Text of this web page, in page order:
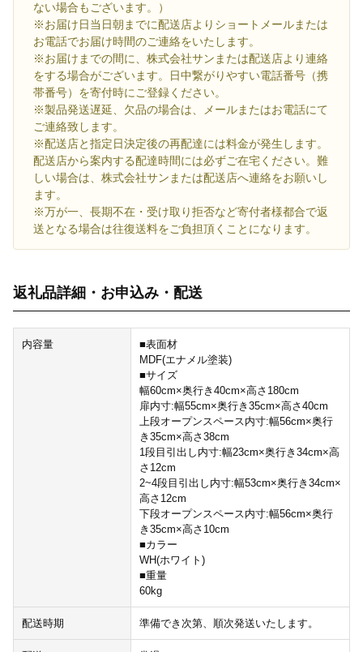
ない場合もございます。）
※お届け日当日朝までに配送店よりショートメールまたは
お電話でお届け時間のご連絡をいたします。
※お届けまでの間に、株式会社サンまたは配送店より連絡
をする場合がございます。日中繋がりやすい電話番号（携
帯番号）を寄付時にご登録ください。
※製品発送遅延、欠品の場合は、メールまたはお電話にて
ご連絡致します。
※配送店と指定日決定後の再配達には料金が発生します。
配送店から案内する配達時間には必ずご在宅ください。難
しい場合は、株式会社サンまたは配送店へ連絡をお願いし
ます。
※万が一、長期不在・受け取り拒否など寄付者様都合で返
送となる場合は往復送料をご負担頂くことになります。
返礼品詳細・お申込み・配送
内容量
■表面材
MDF(エナメル塗装)
■サイズ
幅60cm×奥行き40cm×高さ180cm
扉内寸:幅55cm×奥行き35cm×高さ40cm
上段オープンスペース内寸:幅56cm×奥行
き35cm×高さ38cm
1段目引出し内寸:幅23cm×奥行き34cm×高
さ12cm
2~4段目引出し内寸:幅53cm×奥行き34cm×
高さ12cm
下段オープンスペース内寸:幅56cm×奥行
き35cm×高さ10cm
■カラー
WH(ホワイト)
■重量
60kg
配送時期 準備でき次第、順次発送いたします。